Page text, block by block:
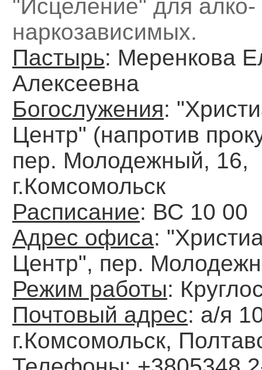
"Исцеление" для алко-
наркозависимых.
Пастырь: Меренкова
Алексеевна
Богослужения:
Центр" (напротив
пер. Молодежный, 16,
г.Комсомольск
Расписание: ВС 10 00
Адрес офиса:
Центр", пер.
Режим работы:
Почтовый адрес: а/я
г.Комсомольск,